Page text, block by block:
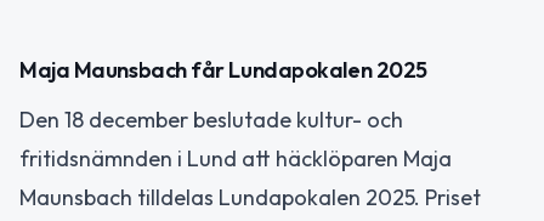
Maja Maunsbach får Lundapokalen 2025
Den 18 december beslutade kultur- och
fritidsnämnden i Lund att häcklöparen Maja
Maunsbach tilldelas Lundapokalen 2025. Priset